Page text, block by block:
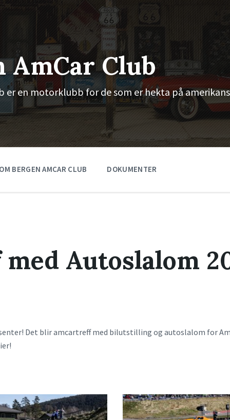
AmCar Club
er en motorklubb for de som er hekta på
BERGEN AMCAR CLUB DOKUMENTER
Autoslalom
Det blir amcartreff med bilutstilling og autoslalom for